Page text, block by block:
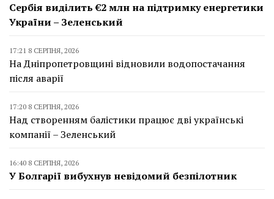
Сербія виділить €2 млн на підтримку енергетики
України – Зеленський
17:21 8 СЕРПНЯ, 2026
На Дніпропетровщині відновили водопостачання
після аварії
17:20 8 СЕРПНЯ, 2026
Над створенням балістики працює дві українські
компанії – Зеленський
16:40 8 СЕРПНЯ, 2026
У Болгарії вибухнув невідомий безпілотник